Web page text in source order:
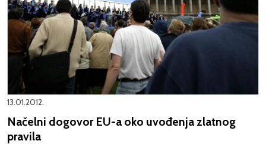
13.01.2012.
Načelni dogovor EU-a oko uvođenja zlatnog
pravila